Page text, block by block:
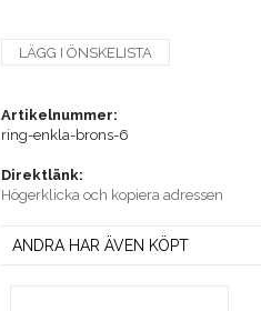
LÄGG I ÖNSKELISTA
Artikelnummer:
ring-enkla-brons-6
Direktlänk:
Högerklicka och kopiera adressen
ANDRA HAR ÄVEN KÖPT